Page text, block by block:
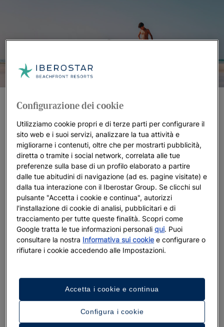
Iberostar Beachfront Resorts: i migliori
hotel per le vostre vacanze
berostar cura ogni dettaglio per rendere unici i suoi resort
fronte mare. Destinazioni incredibili, un servizio caloroso e
accogliente e un profondo vincolo con l’oceano si trasformano
nello scenario perfetto che vi permetterà di vivere momenti
che ricorderete per tutta la vita. Crediamo nella filosofia di
vivere il presente con positività, mentre ci prendiamo cura dei
paesaggi naturali che circondano i nostri resort, preservandoli
per le generazioni future.
Configurazione dei cookie
Utilizziamo cookie propri e di terze parti per configurare il
sito web e i suoi servizi, analizzare la tua attività e
migliorarne i contenuti, oltre che per mostrarti pubblicità,
diretta o tramite i social network, correlata alle tue
preferenze sulla base di un profilo elaborato a partire
dalle tue abitudini di navigazione (ad es. pagine visitate) e
dalla tua interazione con il Iberostar Group. Se clicchi sul
pulsante "Accetta i cookie e continua", autorizzi
l'installazione di cookie di analisi, pubblicitari e di
tracciamento per tutte queste finalità. Scopri come
Google tratta le tue informazioni personaliqui. Puoi
consultare la nostra Informativa sui cookie e configurare o
rifiutare i cookie accedendo alle Impostazioni.
Configura i cookie
Accetta i cookie e continua